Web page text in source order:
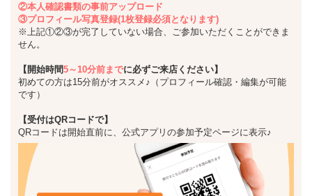
②本人確認書類の事前アップロード
③プロフィール写真登録(1枚登録必須となります)
※上記①②③が完了していない場合、ご参加いただくことができま
せん。
【開始時間5～10分前までに必ずご来店ください】
初めての方は15分前がオススメ♪（プロフィール確認・編集が可能
です）
【受付はQRコードで】
QRコードは開始直前に、公式アプリの参加予定ページに表示♪